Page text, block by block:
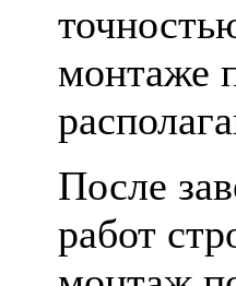
монтаже
После
работ